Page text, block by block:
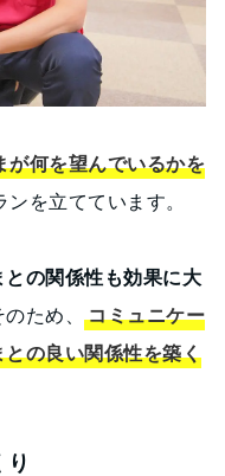
が何を望んでいるかを
ンを立てています。
との関係性も効果に大
のため、コミュニケー
の良い関係性を築く